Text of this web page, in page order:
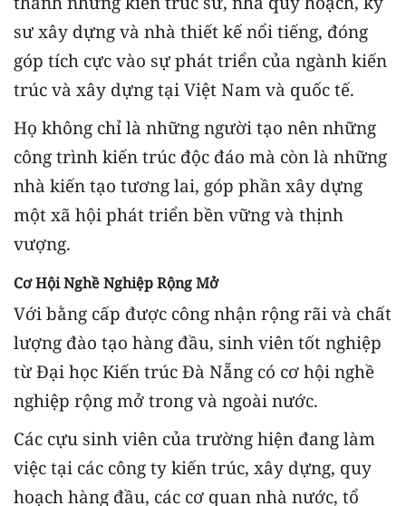
sư xây dựng và nhà thiết kế nổi tiếng, đóng
góp tích cực vào sự phát triển của ngành kiến
trúc và xây dựng tại Việt Nam và quốc tế.
Họ không chỉ là những người tạo nên những
công trình kiến trúc độc đáo mà còn là những
nhà kiến tạo tương lai, góp phần xây dựng
một xã hội phát triển bền vững và thịnh
vượng.
Cơ Hội Nghề Nghiệp Rộng Mở
Với bằng cấp được công nhận rộng rãi và chất
lượng đào tạo hàng đầu, sinh viên tốt nghiệp
từ Đại học Kiến trúc Đà Nẵng có cơ hội nghề
nghiệp rộng mở trong và ngoài nước.
Các cựu sinh viên của trường hiện đang làm
việc tại các công ty kiến trúc, xây dựng, quy
hoạch hàng đầu, các cơ quan nhà nước, tổ